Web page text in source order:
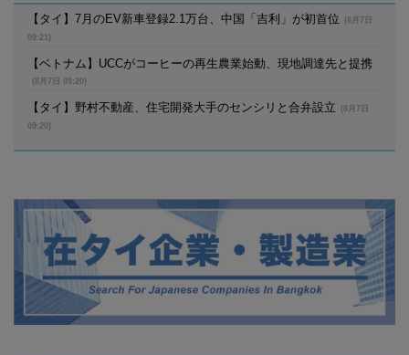
【タイ】7月のEV新車登録2.1万台、中国「吉利」が初首位
(8月7日
09:21)
【ベトナム】UCCがコーヒーの再生農業始動、現地調達先と提携
(8月7日 09:20)
【タイ】野村不動産、住宅開発大手のセンシリと合弁設立
(8月7日
09:20)